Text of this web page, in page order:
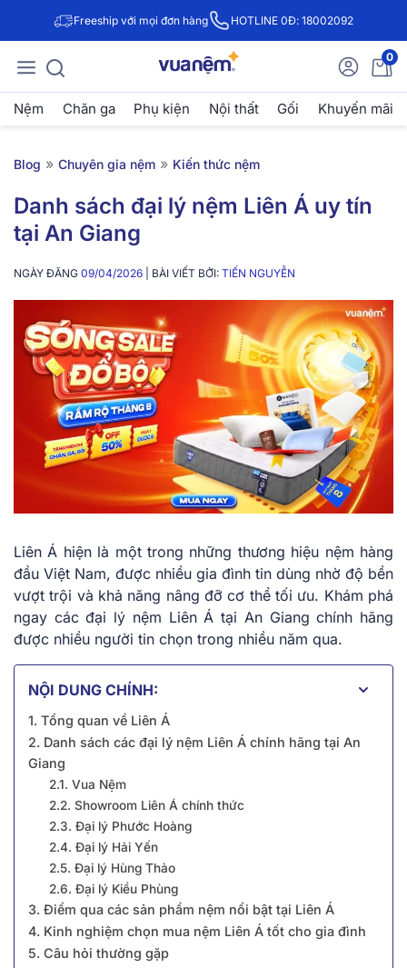
Freeship với mọi đơn hàng HOTLINE 0Đ: 18002092
0
Nệm Chăn ga Phụ kiện Nội thất Gối Khuyến mãi
Blog » Chuyên gia nệm » Kiến thức nệm
Danh sách đại lý nệm Liên Á uy tín
tại An Giang
NGÀY ĐĂNG 09/04/2026 | BÀI VIẾT BỞI: TIẾN NGUYỄN
Liên Á hiện là một trong những thương hiệu nệm hàng
đầu Việt Nam, được nhiều gia đình tin dùng nhờ độ bền
vượt trội và khả năng nâng đỡ cơ thể tối ưu. Khám phá
ngay các đại lý nệm Liên Á tại An Giang chính hãng
được nhiều người tin chọn trong nhiều năm qua.
NỘI DUNG CHÍNH:
1. Tổng quan về Liên Á
2. Danh sách các đại lý nệm Liên Á chính hãng tại An
Giang
2.1. Vua Nệm
2.2. Showroom Liên Á chính thức
2.3. Đại lý Phước Hoàng
2.4. Đại lý Hải Yến
2.5. Đại lý Hùng Thảo
2.6. Đại lý Kiều Phùng
3. Điểm qua các sản phẩm nệm nổi bật tại Liên Á
4. Kinh nghiệm chọn mua nệm Liên Á tốt cho gia đình
5. Câu hỏi thường gặp